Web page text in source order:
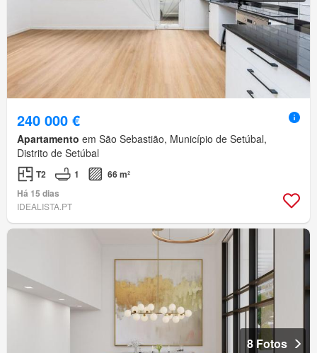
240 000 €
Apartamento em São Sebastião, Município de Setúbal,
Distrito de Setúbal
T2 1
66 m²
Há 15 dias
IDEALISTA.PT
8 Fotos